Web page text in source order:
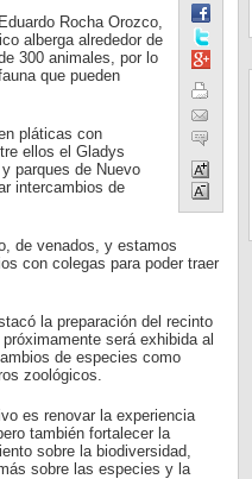
Rocha Orozco,
alberga alrededor de
300 animales, por lo
que pueden
pláticas con
ellos el Gladys
parques de Nuevo
intercambios de
de venados, y estamos
con colegas para poder traer
la preparación del recinto
será exhibida al
de especies como
zoológicos.
es renovar la experiencia
también fortalecer la
sobre la biodiversidad,
sobre las especies y la